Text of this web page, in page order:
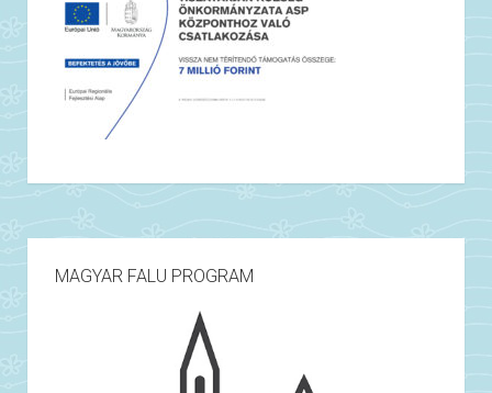
MAGYAR FALU PROGRAM